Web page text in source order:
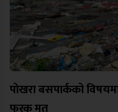
पोखरा बसपार्कको